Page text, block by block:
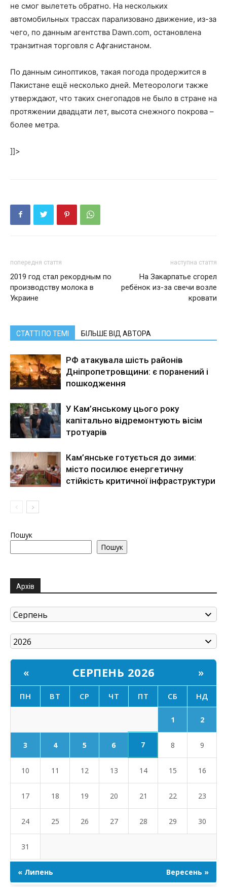
не смог вылететь обратно. На нескольких
автомобильных трассах парализовано движение, из-за
чего, по данным агентства Dawn.com, остановлена
транзитная торговля с Афганистаном.
По данным синоптиков, такая погода продержится в
Пакистане ещё несколько дней. Метеорологи также
утверждают, что таких снегопадов не было в стране на
протяжении двадцати лет, высота снежного покрова –
более метра.
]]>
попередня стаття
2019 год стал рекордным по
производству молока в
Украине
наступна стаття
На Закарпатье сгорел
ребёнок из-за свечи возле
кровати
СТАТТІ ПО ТЕМІ БІЛЬШЕ ВІД АВТОРА
РФ атакувала шість районів
Дніпропетровщини: є поранений і
пошкодження
У Кам’янському цього року
капітально відремонтують вісім
тротуарів
Кам’янське готується до зими:
місто посилює енергетичну
стійкість критичної інфраструктури
Пошук
Пошук
Архів
« СЕРПЕНЬ 2026 »
ПН ВТ СР ЧТ ПТ СБ НД
1 2
3 4 5 6 7 8 9
10 11 12 13 14 15 16
17 18 19 20 21 22 23
24 25 26 27 28 29 30
31
« Липень Вересень »